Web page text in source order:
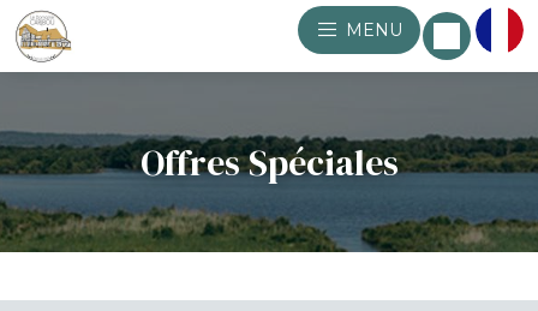
MENU
Offres Spéciales